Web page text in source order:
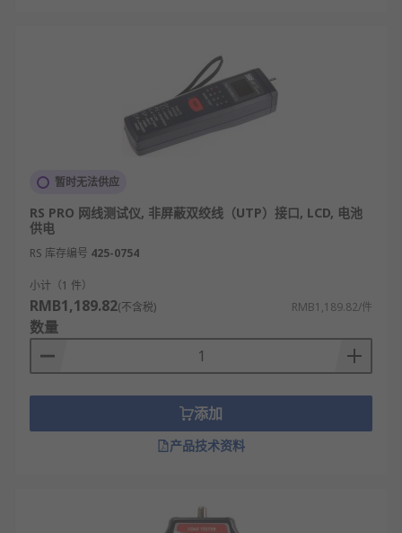
暂时无法供应
RS PRO 网线测试仪, 非屏蔽双绞线（UTP）接口, LCD, 电池
供电
RS 库存编号 425-0754
小计（1 件）
RMB1,189.82(不含税) RMB1,189.82/件
数量
添加
产品技术资料